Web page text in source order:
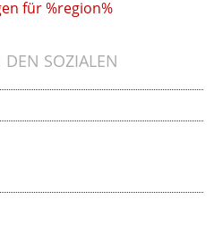
DEN SOZIALEN